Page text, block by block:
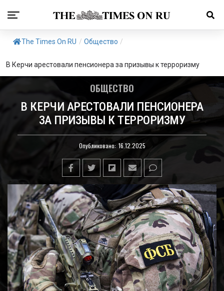
The Times On RU / Общество /
В Керчи арестовали пенсионера за призывы к терроризму
ОБЩЕСТВО
В КЕРЧИ АРЕСТОВАЛИ ПЕНСИОНЕРА
ЗА ПРИЗЫВЫ К ТЕРРОРИЗМУ
Опубликовано: 16.12.2025